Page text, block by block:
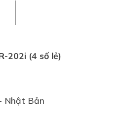
202i (4 số lẻ)
Nhật Bản